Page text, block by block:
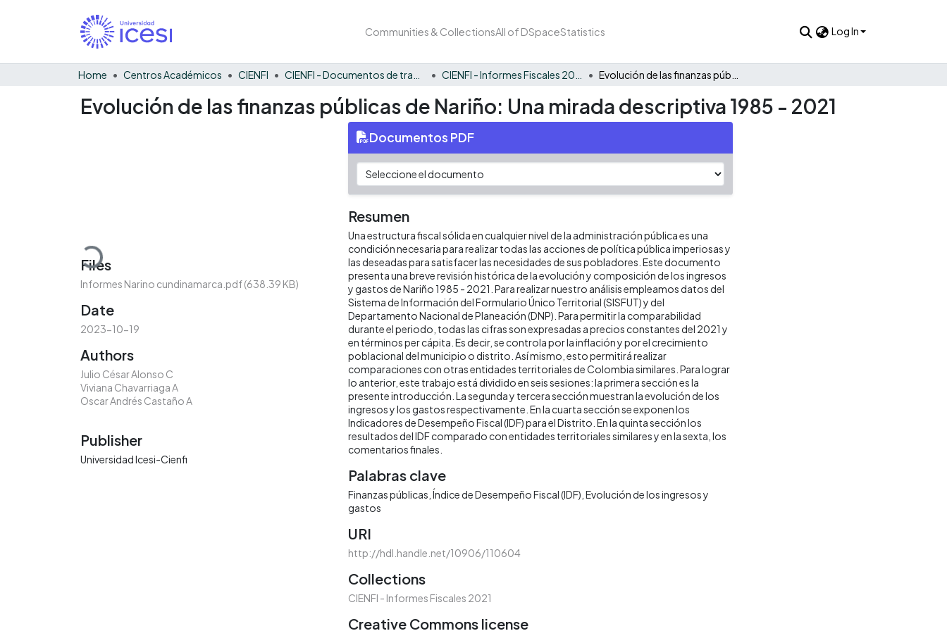
Communities & CollectionsAll of DSpaceStatistics Log In
Home Centros Académicos CIENFI
Evolución de las finanzas públicas de Nariño: Una mirada descriptiva 1985 - 2021
Loading...
Files
Informes Narino cundinamarca.pdf(638.39 KB)
Date
2023-10-19
Authors
Julio César Alonso C
Viviana Chavarriaga A
Oscar Andrés Castaño A
Publisher
Universidad Icesi-Cienfi
Documentos PDF
Resumen
Una estructura fiscal sólida en cualquier nivel de la administración pública es una
condición necesaria para realizar todas las acciones de política pública imperiosas y
las deseadas para satisfacer las necesidades de sus pobladores. Este documento
presenta una breve revisión histórica de la evolución y composición de los ingresos
y gastos de Nariño 1985 - 2021. Para realizar nuestro análisis empleamos datos del
Sistema de Información del Formulario Único Territorial (SISFUT) y del
Departamento Nacional de Planeación (DNP). Para permitir la comparabilidad
durante el periodo, todas las cifras son expresadas a precios constantes del 2021 y
en términos per cápita. Es decir, se controla por la inflación y por el crecimiento
poblacional del municipio o distrito. Así mismo, esto permitirá realizar
comparaciones con otras entidades territoriales de Colombia similares. Para lograr
lo anterior, este trabajo está dividido en seis sesiones: la primera sección es la
presente introducción. La segunda y tercera sección muestran la evolución de los
ingresos y los gastos respectivamente. En la cuarta sección se exponen los
Indicadores de Desempeño Fiscal (IDF) para el Distrito. En la quinta sección los
resultados del IDF comparado con entidades territoriales similares y en la sexta, los
comentarios finales.
Palabras clave
Finanzas públicas Índice de Desempeño Fiscal (IDF) Evolución de los ingresos y
gastos
URI
http://hdl.handle.net/10906/110604
Collections
CIENFI - Informes Fiscales 2021
Creative Commons license